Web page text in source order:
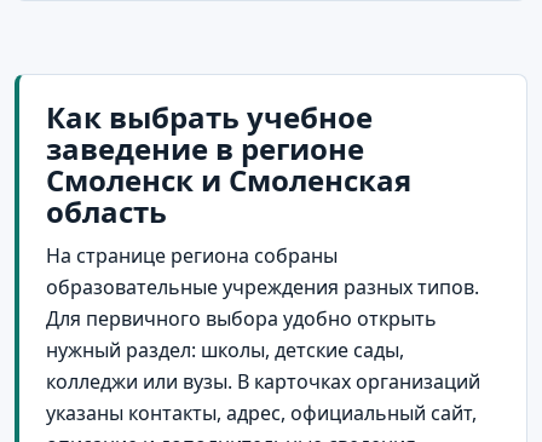
Как выбрать учебное
заведение в регионе
Смоленск и Смоленская
область
На странице региона собраны
образовательные учреждения разных типов.
Для первичного выбора удобно открыть
нужный раздел: школы, детские сады,
колледжи или вузы. В карточках организаций
указаны контакты, адрес, официальный сайт,